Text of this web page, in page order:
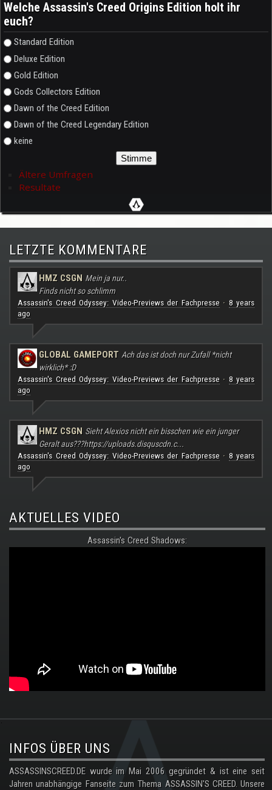
Welche Assassin's Creed Origins Edition holt ihr
euch?
Auswahlmöglichkeiten
Standard Edition
Deluxe Edition
Gold Edition
Gods Collectors Edition
Dawn of the Creed Edition
Dawn of the Creed Legendary Edition
keine
Ältere Umfragen
Resultate
LETZTE KOMMENTARE
HMZ CSGN Mein ja nur..
Finds nicht so schlimm
Assassin's Creed Odyssey: Video-Previews der Fachpresse· 8 years
ago
GLOBAL GAMEPORT Ach das ist doch nur Zufall *nicht
wirklich* :D
Assassin's Creed Odyssey: Video-Previews der Fachpresse· 8 years
ago
HMZ CSGN Sieht Alexios nicht ein bisschen wie ein junger
Geralt aus???https://uploads.disquscdn.c...
Assassin's Creed Odyssey: Video-Previews der Fachpresse· 8 years
ago
AKTUELLES VIDEO
Assassin's Creed Shadows:
.
INFOS ÜBER UNS
ASSASSINSCREED.DE wurde im Mai 2006 gegründet & ist eine seit
Jahren unabhängige Fanseite zum Thema ASSASSIN'S CREED. Unsere